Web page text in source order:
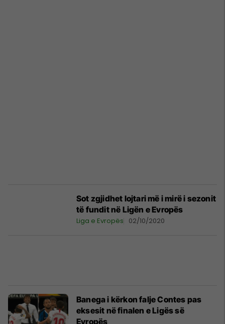
Sot zgjidhet lojtari më i mirë i sezonit
të fundit në Ligën e Evropës
Liga e Evropës 02/10/2020
Banega i kërkon falje Contes pas
eksesit në finalen e Ligës së
Evropës